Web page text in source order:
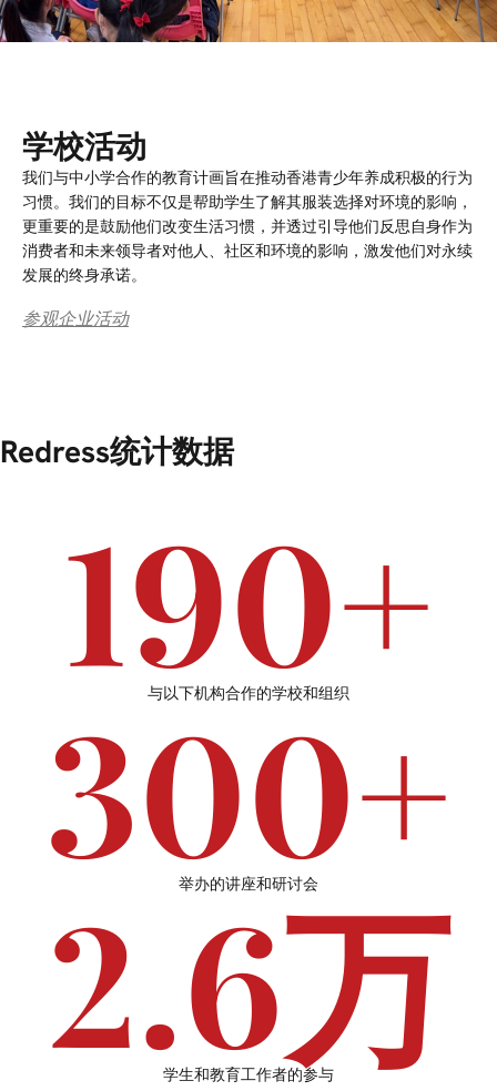
学校活动
我们与中小学合作的教育计画旨在推动香港青少年养成积极的行为
习惯。我们的目标不仅是帮助学生了解其服装选择对环境的影响，
更重要的是鼓励他们改变生活习惯，并透过引导他们反思自身作为
消费者和未来领导者对他人、社区和环境的影响，激发他们对永续
发展的终身承诺。
参观企业活动
Redress统计数据
190+
与以下机构合作的学校和组织
300+
举办的讲座和研讨会
2.6万
学生和教育工作者的参与